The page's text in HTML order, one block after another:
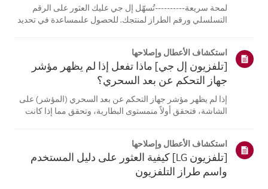
لمحة سريعة----------تُسهّل إل جي عليك العثور على الرقم
التسلسلي ورقم الطراز لمنتجك. للحصول علىمساعدة في تحديد
تختلف الصور أو ا...
استكشاف الأعطال وإصلاحها
[تلفزيون إل جي] ماذا تفعل إذا لم يظهر مؤشر
جهاز التحكم عن بعد السحري؟
إذا لم يظهر مؤشر جهاز التحكم عن بعد السحري (المؤشر) على
الشاشة، فتحقق أولاً منمستوى البطارية، وتحقق مما إذا كانت
التلفزيون. أعد تسج...
استكشاف الأعطال وإصلاحها
[تلفزيون LG] كيفية العثور على دليل المستخدم
واسم طراز التلفزيون